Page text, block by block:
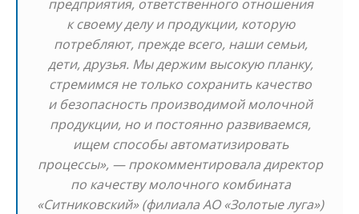
предприятия, ответственного отношения
к своему делу и продукции, которую
потребляют, прежде всего, наши семьи,
дети, друзья. Мы держим высокую планку,
стремимся не только сохранить качество
и безопасность производимой молочной
продукции, но и постоянно развиваемся,
ищем способы автоматизировать
процессы», — прокомментировала директор
по качеству молочного комбината
«Ситниковский» (филиала АО «Золотые луга»)